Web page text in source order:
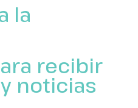
la
recibir
noticias